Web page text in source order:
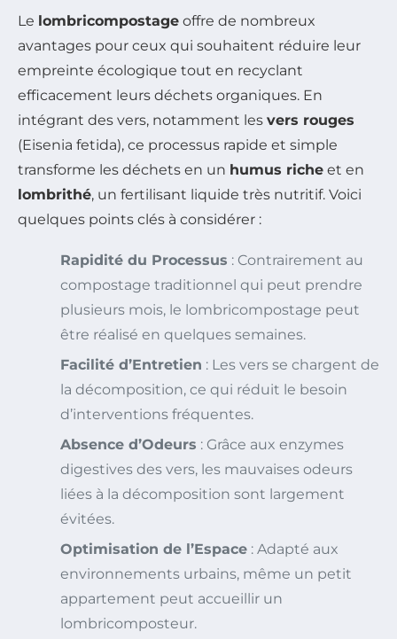
Le lombricompostage offre de nombreux
avantages pour ceux qui souhaitent réduire leur
empreinte écologique tout en recyclant
efficacement leurs déchets organiques. En
intégrant des vers, notamment les vers rouges
(Eisenia fetida), ce processus rapide et simple
transforme les déchets en un humus riche et en
lombrithé, un fertilisant liquide très nutritif. Voici
quelques points clés à considérer :
Rapidité du Processus : Contrairement au
compostage traditionnel qui peut prendre
plusieurs mois, le lombricompostage peut
être réalisé en quelques semaines.
Facilité d’Entretien : Les vers se chargent de
la décomposition, ce qui réduit le besoin
d’interventions fréquentes.
Absence d’Odeurs : Grâce aux enzymes
digestives des vers, les mauvaises odeurs
liées à la décomposition sont largement
évitées.
Optimisation de l’Espace : Adapté aux
environnements urbains, même un petit
appartement peut accueillir un
lombricomposteur.